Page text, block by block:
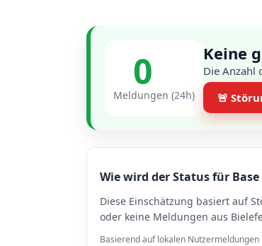
0
Meldungen (24h)
Keine
Die Anzahl
🚨
Wie wird der Status für
Diese Einschätzung basiert auf
oder keine Meldungen aus
Basierend auf lokalen